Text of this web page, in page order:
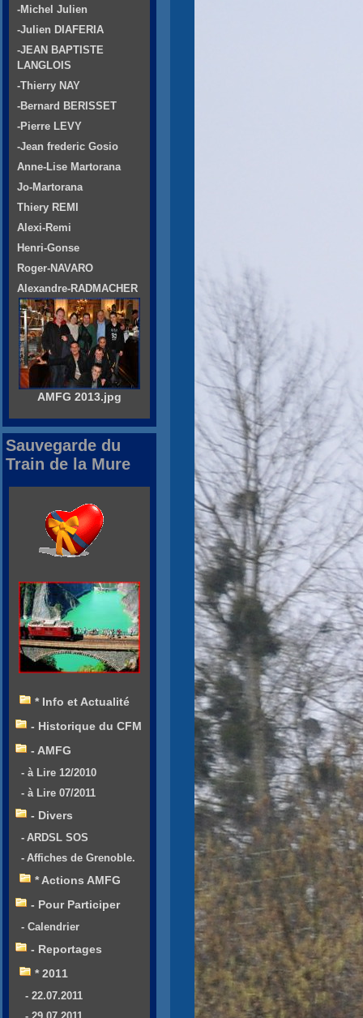
-Michel Julien
-Julien DIAFERIA
-JEAN BAPTISTE
LANGLOIS
-Thierry NAY
-Bernard BERISSET
-Pierre LEVY
-Jean frederic Gosio
Anne-Lise Martorana
Jo-Martorana
Thiery REMI
Alexi-Remi
Henri-Gonse
Roger-NAVARO
Alexandre-RADMACHER
AMFG 2013.jpg
Sauvegarde du
Train de la Mure
* Info et Actualité
- Historique du CFM
- AMFG
- à Lire 12/2010
- à Lire 07/2011
- Divers
- ARDSL SOS
- Affiches de Grenoble.
* Actions AMFG
- Pour Participer
- Calendrier
- Reportages
* 2011
- 22.07.2011